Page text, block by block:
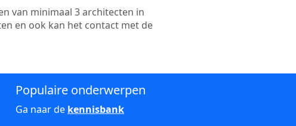
van minimaal 3 architecten in
en ook kan het contact met de
Populaire onderwerpen
Ga naar de kennisbank